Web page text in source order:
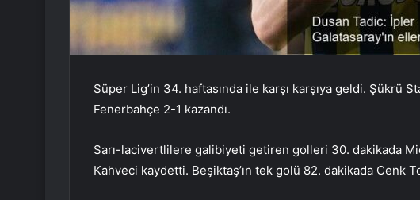
Süper Lig’in 34. haftasında ile karşı karşıya geldi. Şükrü
Fenerbahçe 2-1 kazandı.
Sarı-lacivertlilere galibiyeti getiren golleri 30. dakikada
Kahveci kaydetti. Beşiktaş’ın tek golü 82. dakikada Cenk